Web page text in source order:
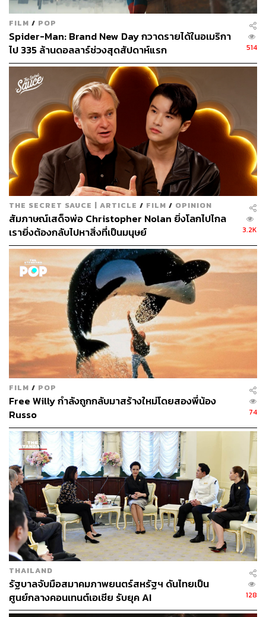
นอกจากการสร้างทฤษฎีเกี่ยวกับมัลติเวิร์สและการออกแบบ
ฉากแอ็กชันที่สร้างสรรค์ อีกหนึ่งองค์ประกอบสำคัญที่ส่งให้
Everything Everywhere All At Once
คือฝีมือการตัดต่อของ Paul Rogers ที่หยิบวัตถุดิบต่างๆ ทั้ง
งานภาพสุดเวอร์วัง ดนตรีประกอบที่ลุ้นระทึก และเรื่องราว
อันยุ่งเหยิง มาร้อยเรียงเข้าด้วยกันในจังหวะจะโคนที่กระชับ
ฉับไว สลับไปมาระหว่างจักรวาลคู่ขนานที่มีหลายร้อยรูปแบบ
(ดังที่เราได้เห็นกันไปแล้วในตัวอย่าง) เพื่อพาเราไปสัมผัสกับ
ความยิ่งใหญ่และยุ่งเหยิงของมัลติเวิรส์ที่ผู้กำกับต้องการนำ
เสนอ
ขณะเดียวกัน เมื่อภาพยนตร์ดำเนินไปถึงช่วงที่ต้องการพาผู้
ชมดำดิ่งไปกับเรื่องราวของตัวละคร ผู้กำกับและทีมสร้างก็ยัง
คงใช้วิธีการเล่าเรื่องแบบสลับจักรวาลมาขยายความให้เรา
เห็นถึงมิติของตัวละครมากยิ่งขึ้นอีกด้วย
นอกจากกลวิธีนำเสนอและฉากแอ็กชันที่ตื่นตาตื่นใจแล้ว
Everything Everywhere All At Onceยังมีเรื่องราวของตัว
ละครที่น่าสนใจและสามารถเชื่อมโยงกับผู้ชมได้ไม่ยากเช่น
กัน โดยเฉพาะประเด็นเกี่ยวกับช่องว่างระหว่างวัยที่เกิดขึ้นใน
FILM / POP
Spider-Man: Brand New Day กวาดรายได้ในอเมริกา
ไป 335 ล้านดอลลาร์ช่วงสุดสัปดาห์แรก
514
THE SECRET SAUCE | ARTICLE / FILM / OPINION
สัมภาษณ์เสด็จพ่อ Christopher Nolan ยิ่งโลกไปไกล
เรายิ่งต้องกลับไปหาสิ่งที่เป็นมนุษย์
3.2K
FILM / POP
Free Willy กำลังถูกกลับมาสร้างใหม่โดยสองพี่น้อง
Russo
74
THAILAND
รัฐบาลจับมือสมาคมภาพยนตร์สหรัฐฯ ดันไทยเป็น
ศูนย์กลางคอนเทนต์เอเชีย รับยุค AI
128